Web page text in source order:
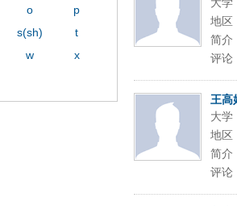
地区
简介
评论
王高
大学
地区
简介
评论
o
p
s(sh)
t
w
x